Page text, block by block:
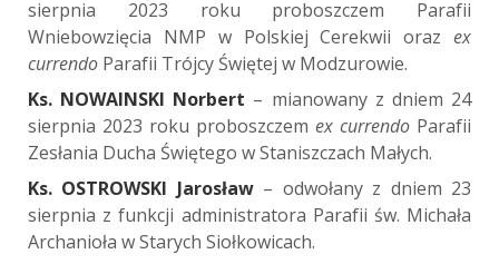
sierpnia 2023 roku proboszczem Parafii
Wniebowzięcia NMP w Polskiej Cerekwii oraz ex
currendo Parafii Trójcy Świętej w Modzurowie.
Ks. NOWAINSKI Norbert – mianowany z dniem 24
sierpnia 2023 roku proboszczem ex currendo Parafii
Zesłania Ducha Świętego w Staniszczach Małych.
Ks. OSTROWSKI Jarosław– odwołany z dniem 23
sierpnia z funkcji administratora Parafii św. Michała
Archanioła w Starych Siołkowicach.